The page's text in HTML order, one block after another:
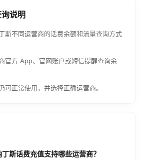
说明
斯不同运营商的话费余额和流量查询方式
官方 App、官网账户或短信提醒查询余
可正常使用，并选择正确运营商。
斯话费充值支持哪些运营商？